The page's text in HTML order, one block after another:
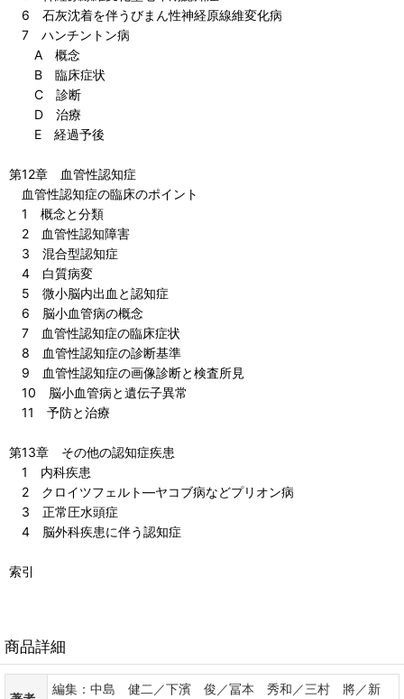
6 石灰沈着を伴うびまん性神経原線維変化病
7 ハンチントン病
A 概念
B 臨床症状
C 診断
D 治療
E 経過予後
第12章 血管性認知症
血管性認知症の臨床のポイント
1 概念と分類
2 血管性認知障害
3 混合型認知症
4 白質病変
5 微小脳内出血と認知症
6 脳小血管病の概念
7 血管性認知症の臨床症状
8 血管性認知症の診断基準
9 血管性認知症の画像診断と検査所見
10 脳小血管病と遺伝子異常
11 予防と治療
第13章 その他の認知症疾患
1 内科疾患
2 クロイツフェルト—ヤコブ病などプリオン病
3 正常圧水頭症
4 脳外科疾患に伴う認知症
索引
商品詳細
編集：中島 健二／下濱 俊／冨本 秀和／三村 將／新